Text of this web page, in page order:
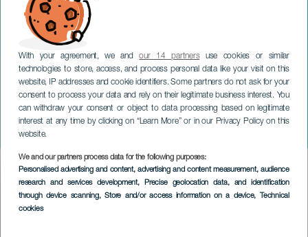
With your agreement, we andour 14 partnersuse cookies or similar
technologies to store, access, and process personal data like your visit on this
website, IP addresses and cookie identifiers. Some partners do not ask for your
consent to process your data and rely on their legitimate business interest. You
can withdraw your consent or object to data processing based on legitimate
interest at any time by clicking on “Learn More” or in our Privacy Policy on this
website.
We and our partners process data for the following purposes:
Personalised advertising and content, advertising and content measurement, audience
research and services development, Precise geolocation data, and identification
through device scanning, Store and/or access information on a device, Technical
cookies
La Movida, El Musical de los
80. Gran Canaria
GRAN CANARIA
Imagen
Listado